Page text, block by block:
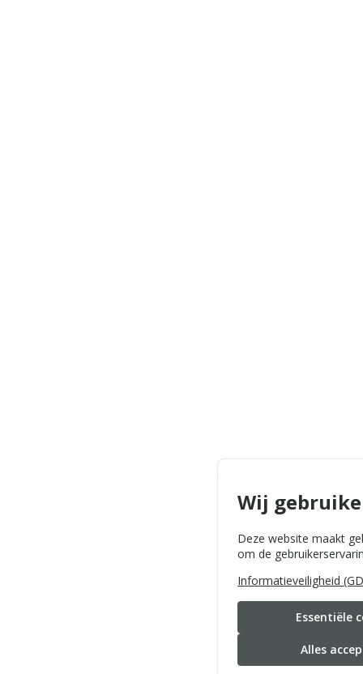
Wij
Deze website maakt
om de
Informatieveiligheid
Essentiële
Alles